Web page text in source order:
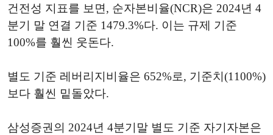
건전성 지표를 보면, 순자본비율(NCR)은 2024년 4
분기 말 연결 기준 1479.3%다. 이는 규제 기준
100%를 훨씬 웃돈다.
별도 기준 레버리지비율은 652%로, 기준치(1100%)
보다 훨씬 밑돌았다.
삼성증권의 2024년 4분기말 별도 기준 자기자본은